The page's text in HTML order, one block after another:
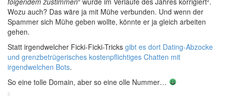
Wozu auch? Das wäre ja mit Mühe verbunden. Und wenn der
Spammer sich Mühe geben wollte, könnte er ja gleich arbeiten
gehen.
Statt irgendwelcher Ficki-Ficki-Tricks gibt es dort Dating-Abzocke
und grenzbetrügerisches kostenpflichtiges Chatten mit
irgendwelchen Bots.
So eine tolle Domain, aber so eine olle Nummer…